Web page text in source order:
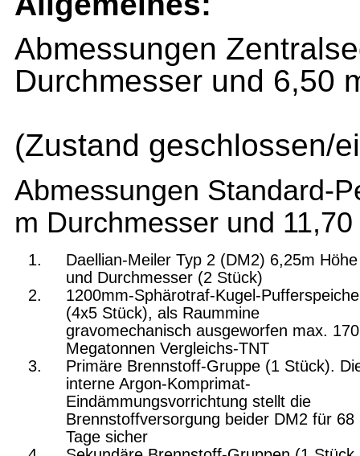
Abmessungen
Durchmesser und 6,50
(Zustand geschlossen/
Abmessungen Standard-
m Durchmesser und
Daellian-Meiler Typ 2 (DM2) 6,25m Höhe
und Durchmesser (2 Stück)
1200mm-Sphärotraf-Kugel-
(4x5 Stück), als Raummine
gravomechanisch ausgeworfen max. 170
Megatonnen Vergleichs-TNT
Primäre Brennstoff-Gruppe (1 Stück).
interne Argon-Komprimat-
Eindämmungsvorrichtung stellt die
Brennstoffversorgung beider DM2 für 68
Tage sicher